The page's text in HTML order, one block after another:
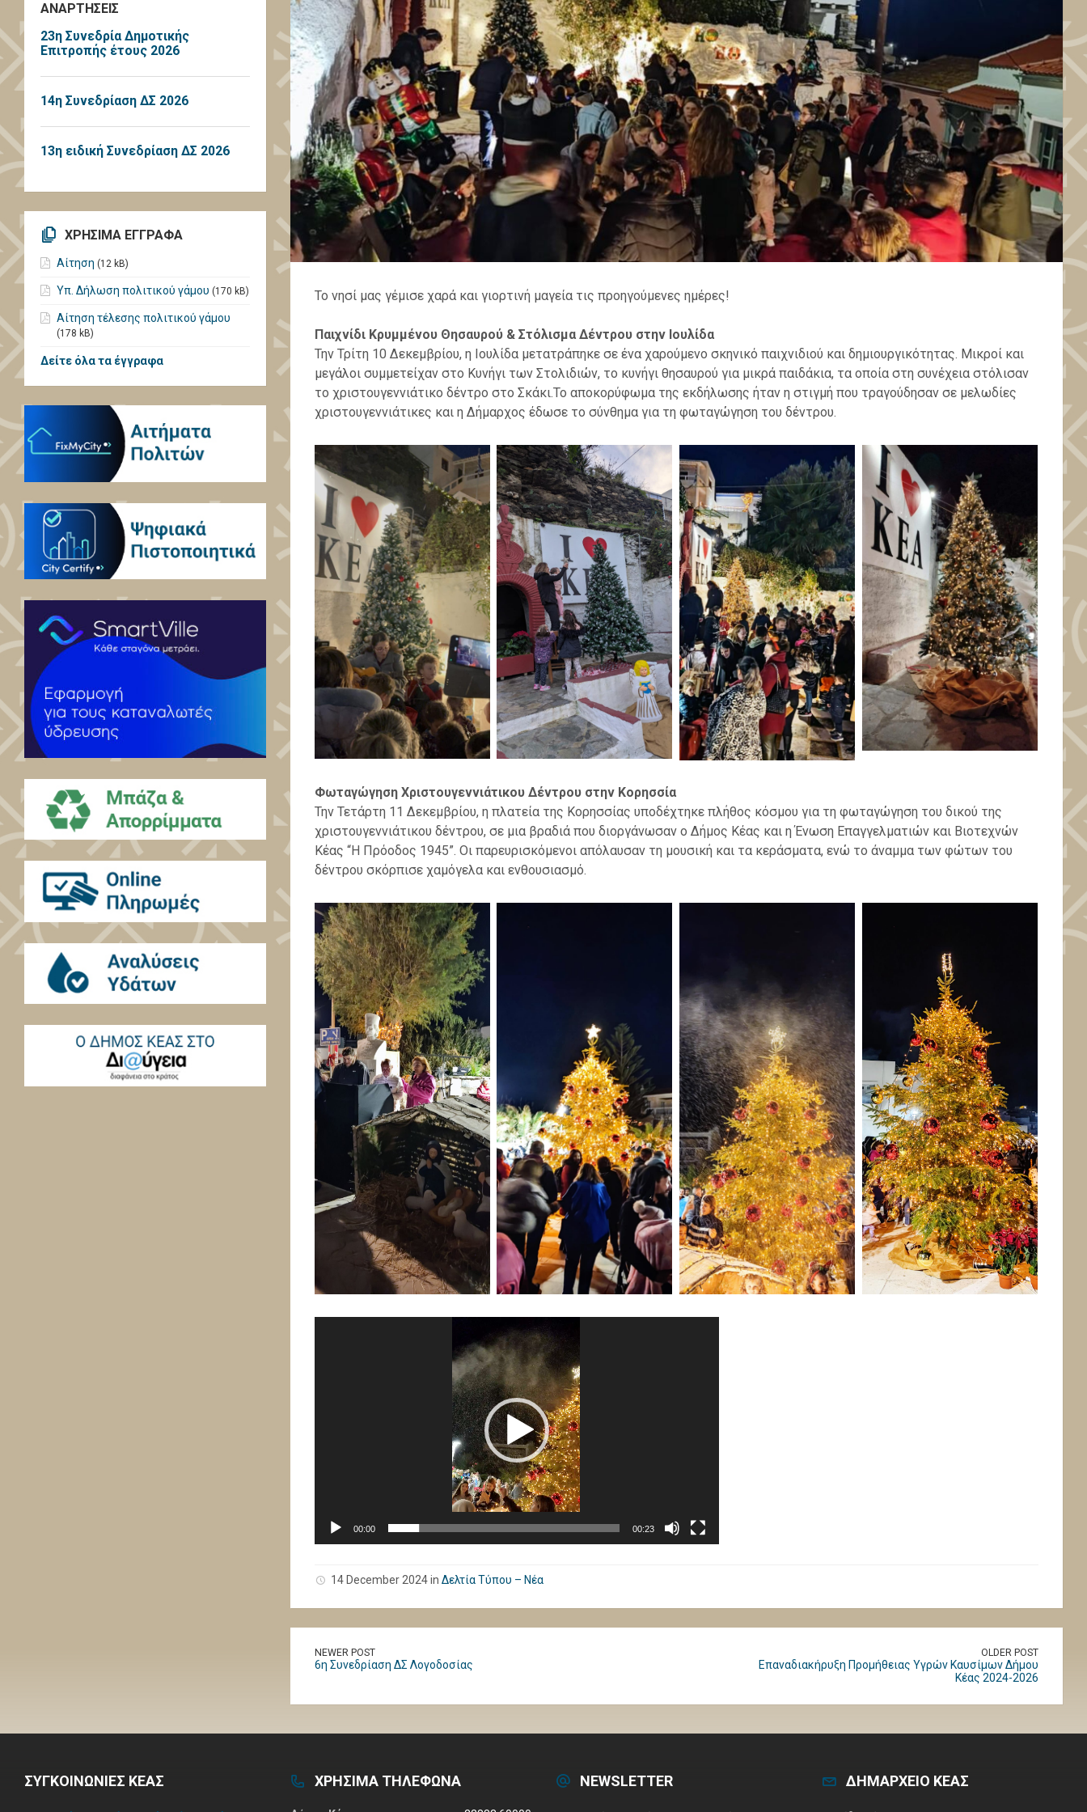
Το νησί μας γέμισε χαρά και γιορτινή μαγεία τις προηγούμενες ημέρες!
Παιχνίδι Κρυμμένου Θησαυρού & Στόλισμα Δέντρου στην Ιουλίδα
Την Τρίτη 10 Δεκεμβρίου, η Ιουλίδα μετατράπηκε σε ένα χαρούμενο σκηνικό παιχνιδιού και δημιουργικότητας. Μικροί και
μεγάλοι συμμετείχαν στο Κυνήγι των Στολιδιών, το κυνήγι θησαυρού για μικρά παιδάκια, τα οποία στη συνέχεια στόλισαν
το χριστουγεννιάτικο δέντρο στο Σκάκι.Το αποκορύφωμα της εκδήλωσης ήταν η στιγμή που τραγούδησαν σε μελωδίες
χριστουγεννιάτικες και η Δήμαρχος έδωσε το σύνθημα για τη φωταγώγηση του δέντρου.
Φωταγώγηση Χριστουγεννιάτικου Δέντρου στην Κορησσία
Την Τετάρτη 11 Δεκεμβρίου, η πλατεία της Κορησσίας υποδέχτηκε πλήθος κόσμου για τη φωταγώγηση του δικού της
χριστουγεννιάτικου δέντρου, σε μια βραδιά που διοργάνωσαν ο Δήμος Κέας και ηΈνωση Επαγγελματιών και Βιοτεχνών
Κέας “Η Πρόοδος 1945”. Οι παρευρισκόμενοι απόλαυσαν τη μουσική και τα κεράσματα, ενώ το άναμμα των φώτων του
δέντρου σκόρπισε χαμόγελα και ενθουσιασμό.
00:00 00:23
14 December 2024 in Δελτία Τύπου – Νέα
NEWER POST
6η Συνεδρίαση ΔΣ Λογοδοσίας
OLDER POST
Επαναδιακήρυξη Προμήθειας Υγρών Καυσίμων Δήμου
Κέας 2024-2026
ΑΝΑΡΤΗΣΕΙΣ
23η Συνεδρία Δημοτικής
Επιτροπής έτους 2026
14η Συνεδρίαση ΔΣ 2026
13η ειδική Συνεδρίαση ΔΣ 2026
ΧΡΗΣΙΜΑ ΕΓΓΡΑΦΑ
Αίτηση (12 kB)
Υπ. Δήλωση πολιτικού γάμου (170 kB)
Αίτηση τέλεσης πολιτικού γάμου
(178 kB)
Δείτε όλα τα έγγραφα
ΣΥΓΚΟΙΝΩΝΙΕΣ ΚΕΑΣ ΧΡΗΣΙΜΑ ΤΗΛΕΦΩΝΑ NEWSLETTER ΔΗΜΑΡΧΕΙΟ ΚΕΑΣ